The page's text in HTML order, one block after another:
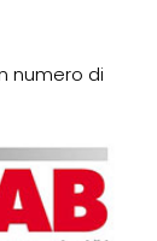
numero di